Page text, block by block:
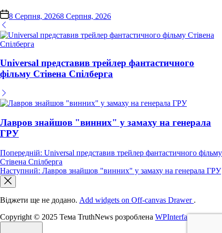
on8 Серпня, 20268 Серпня, 2026
Universal представив трейлер фантастичного
фільму Стівена Спілберга
Лавров знайшов "винних" у замаху на генерала
ГРУ
Навігація
записів
Попередній: Universal представив трейлер фантастичного фільму
Стівена Спілберга
Наступний: Лавров знайшов "винних" у замаху на генерала ГРУ
Віджети ще не додано. Add widgets on Off-canvas Drawer .
Copyright © 2025 Тема TruthNews розроблена WPInterface.